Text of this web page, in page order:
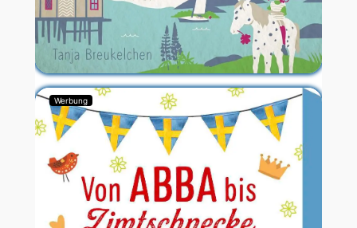
Werbung